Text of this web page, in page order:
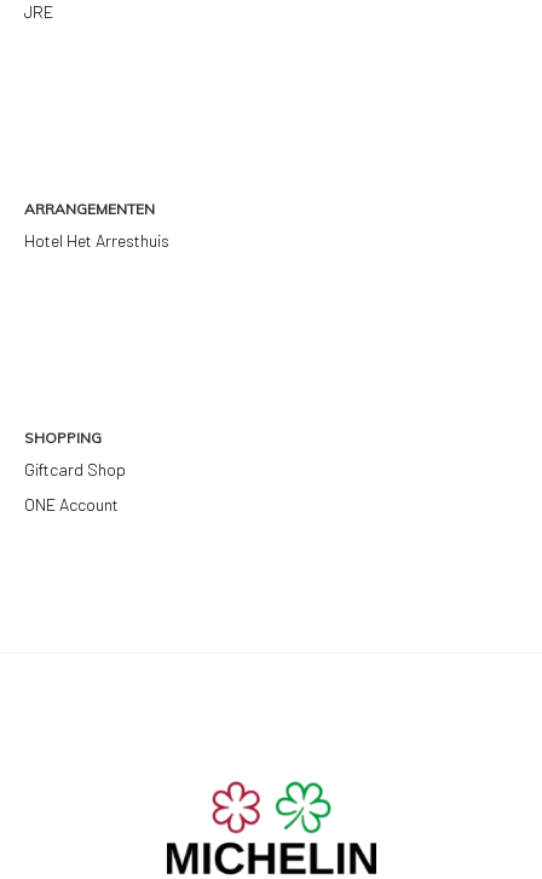
JRE
ARRANGEMENTEN
Hotel Het Arresthuis
SHOPPING
Giftcard Shop
ONE Account